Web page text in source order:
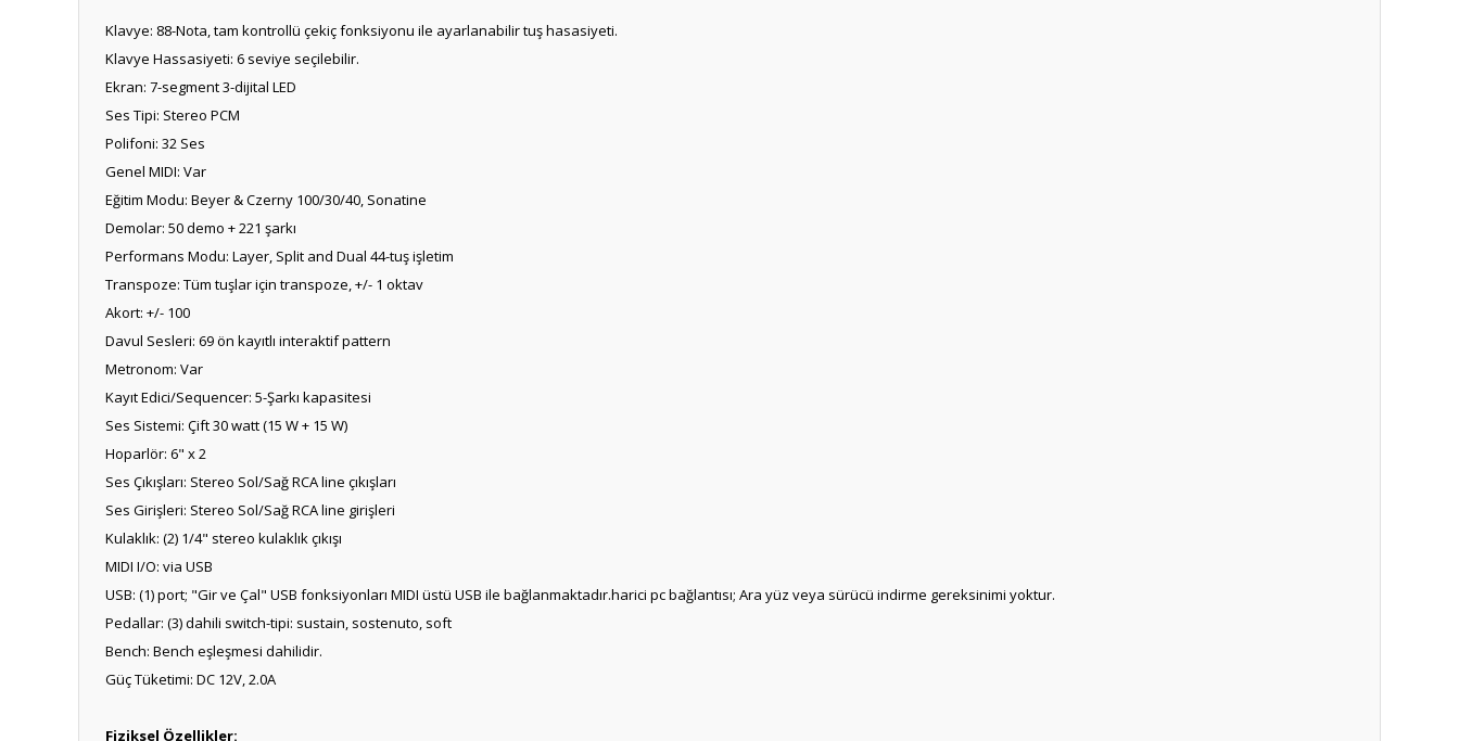
Klavye: 88-Nota, tam kontrollü çekiç fonksiyonu ile ayarlanabilir tuş hasasiyeti.
Klavye Hassasiyeti: 6 seviye seçilebilir.
Ekran: 7-segment 3-dijital LED
Ses Tipi: Stereo PCM
Polifoni: 32 Ses
Genel MIDI: Var
Eğitim Modu: Beyer & Czerny 100/30/40, Sonatine
Demolar: 50 demo + 221 şarkı
Performans Modu: Layer, Split and Dual 44-tuş işletim
Transpoze: Tüm tuşlar için transpoze, +/- 1 oktav
Akort: +/- 100
Davul Sesleri: 69 ön kayıtlı interaktif pattern
Metronom: Var
Kayıt Edici/Sequencer: 5-Şarkı kapasitesi
Ses Sistemi: Çift 30 watt (15 W + 15 W)
Hoparlör: 6" x 2
Ses Çıkışları: Stereo Sol/Sağ RCA line çıkışları
Ses Girişleri: Stereo Sol/Sağ RCA line girişleri
Kulaklık: (2) 1/4" stereo kulaklık çıkışı
MIDI I/O: via USB
USB: (1) port; "Gir ve Çal" USB fonksiyonları MIDI üstü USB ile bağlanmaktadır.harici pc bağlantısı; Ara yüz veya sürücü indirme gereksinimi yoktur.
Pedallar: (3) dahili switch-tipi: sustain, sostenuto, soft
Bench: Bench eşleşmesi dahilidir.
Güç Tüketimi: DC 12V, 2.0A
Fiziksel Özellikler: